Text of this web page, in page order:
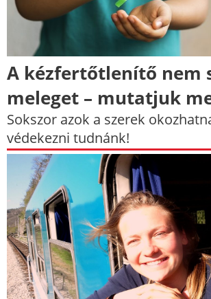
A kézfertőtlenítő nem
meleget – mutatjuk
Sokszor azok a szerek
védekezni tudnánk!